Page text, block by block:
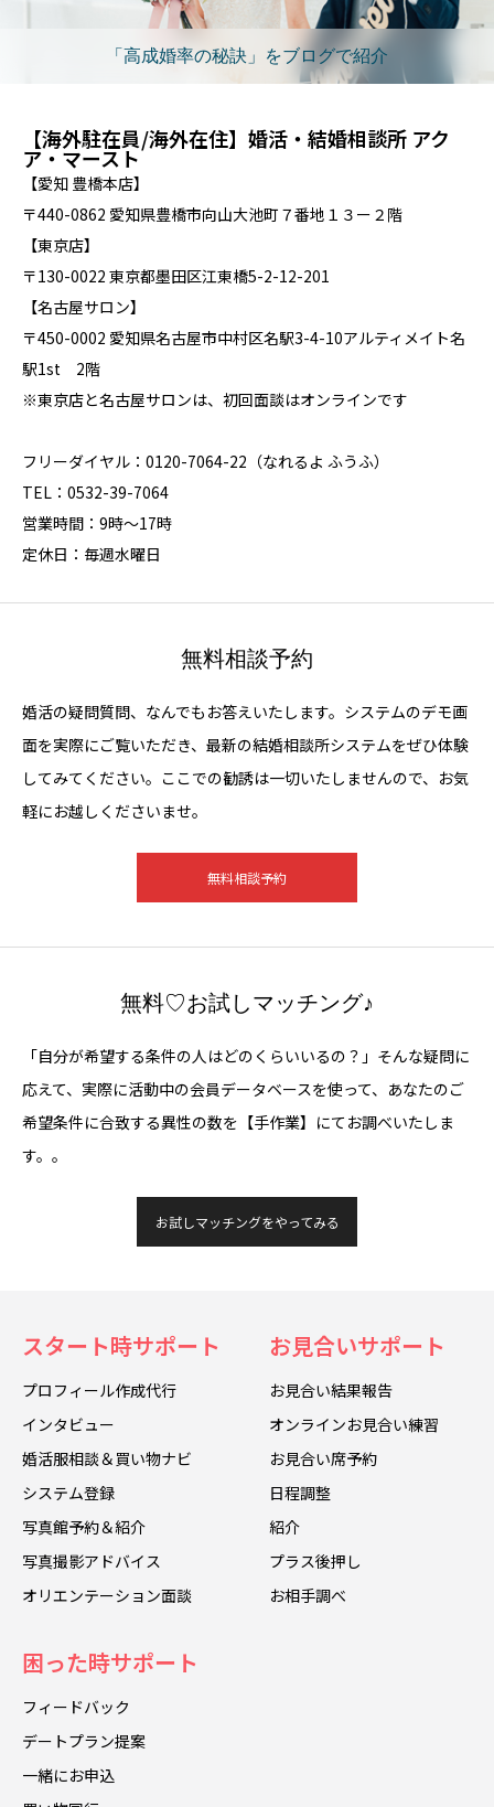
「高成婚率の秘訣」をブログで紹介
【海外駐在員/海外在住】婚活・結婚相談所 アク
ア・マースト
【愛知 豊橋本店】
〒440-0862 愛知県豊橋市向山大池町７番地１３ー２階
【東京店】
〒130-0022 東京都墨田区江東橋5-2-12-201
【名古屋サロン】
〒450-0002 愛知県名古屋市中村区名駅3-4-10アルティメイト名
駅1st 2階
※東京店と名古屋サロンは、初回面談はオンラインです
フリーダイヤル：0120-7064-22（なれるよ ふうふ）
TEL：0532-39-7064
営業時間：9時～17時
定休日：毎週水曜日
無料相談予約
婚活の疑問質問、なんでもお答えいたします。システムのデモ画
面を実際にご覧いただき、最新の結婚相談所システムをぜひ体験
してみてください。ここでの勧誘は一切いたしませんので、お気
軽にお越しくださいませ。
無料相談予約
無料♡お試しマッチング♪
「自分が希望する条件の人はどのくらいいるの？」そんな疑問に
応えて、実際に活動中の会員データベースを使って、あなたのご
希望条件に合致する異性の数を【手作業】にてお調べいたしま
す。。
お試しマッチングをやってみる
スタート時サポート
プロフィール作成代行
インタビュー
婚活服相談＆買い物ナビ
システム登録
写真館予約＆紹介
写真撮影アドバイス
オリエンテーション面談
お見合いサポート
お見合い結果報告
オンラインお見合い練習
お見合い席予約
日程調整
紹介
プラス後押し
お相手調べ
困った時サポート
フィードバック
デートプラン提案
一緒にお申込